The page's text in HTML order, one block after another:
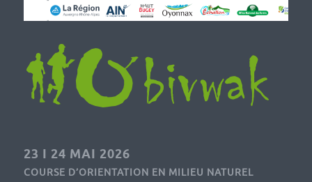
23 I 24 MAI 2026
COURSE D’ORIENTATION EN MILIEU NATUREL